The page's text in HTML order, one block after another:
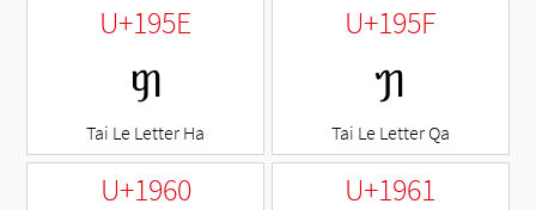
U+195E
ᥞ
Tai Le Letter Ha
U+195F
ᥟ
Tai Le Letter Qa
U+1960 U+1961